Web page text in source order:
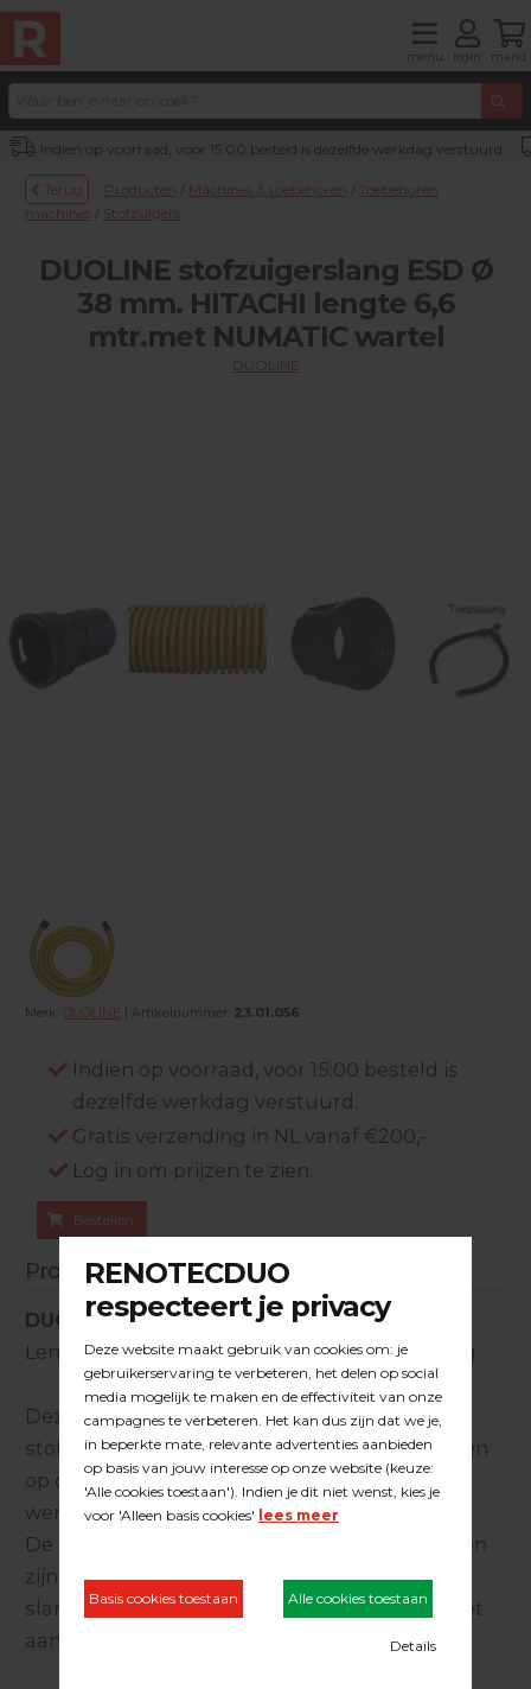
menu login mand
Indien op voorraad, voor 15:00 besteld is dezelfde werkdag verstuurd
Terug Producten / Machines & toebehoren / Toebehoren
machines / Stofzuigers
DUOLINE stofzuigerslang ESD Ø
38 mm. HITACHI lengte 6,6
mtr.met NUMATIC wartel
DUOLINE
Merk: DUOLINE | Artikelnummer: 23.01.056
Indien op voorraad, voor 15:00 besteld is
dezelfde werkdag verstuurd.
Gratis verzending in NL vanaf €200,-
Log in om prijzen te zien.
Bestellen
Productinformatie
DUOLINE stofzuigerslang 38mm HITACHI
Lengte 6,6 mtr. met Numatic wartel koppeling
Deze stofslang met Hitachi
stofzuigeraansluiting kan worden aangesloten
op de Numatic y-adapterset om stofarm te
werken met uw éénschijfsmachine.
De Duoline stofzuigerslang en de koppelingen
zijn uitgevoerd met koolstof waardoor deze
slang volledig antistatisch is en tevens voldoet
aan de ESD normen.